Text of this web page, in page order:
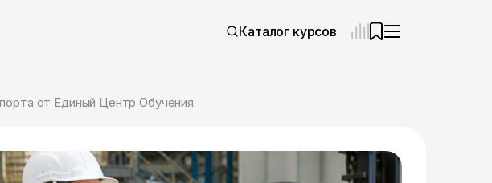
Каталог курсов
от Единый Центр Обучения